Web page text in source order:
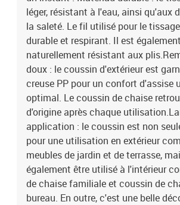
léger, résistant à l'eau, ainsi qu'aux
la saleté. Le fil utilisé pour le
durable et respirant. Il est également
naturellement résistant aux
doux : le coussin d'extérieur est
creuse PP pour un confort d'assise
optimal. Le coussin de chaise
d'origine après chaque
application : le coussin est non
pour une utilisation en extérieur
meubles de jardin et de terrasse,
également être utilisé à l'intérieur
de chaise familiale et coussin de
bureau. En outre, c'est une belle